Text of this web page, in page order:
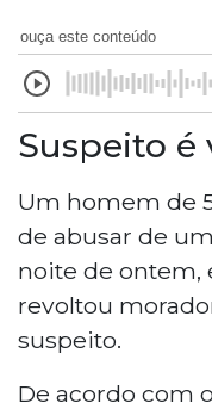
ouça este conteúdo
Suspeito é
Um homem de
de abusar de
noite de ontem,
revoltou
suspeito.
De acordo com